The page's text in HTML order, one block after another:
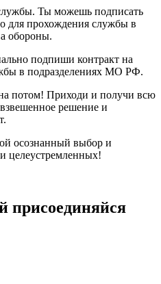
Ты можешь подписать
для прохождения службы в
обороны.
подпиши контракт на
в подразделениях МО РФ.
потом! Приходи и получи всю
решение и
осознанный выбор и
целеустремленных!
присоединяйся